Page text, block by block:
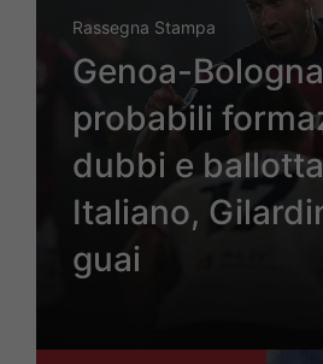
Rassegna Stampa
Genoa-
probabili
dubbi e
Italiano,
guai